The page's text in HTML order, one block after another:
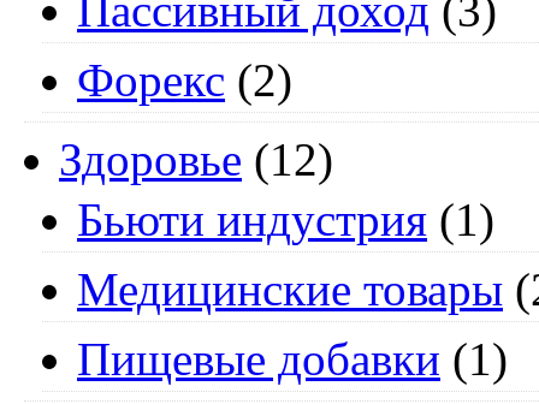
Пассивный доход (3)
Форекс (2)
Здоровье (12)
Бьюти индустрия (1)
Медицинские товары
Пищевые добавки (1)